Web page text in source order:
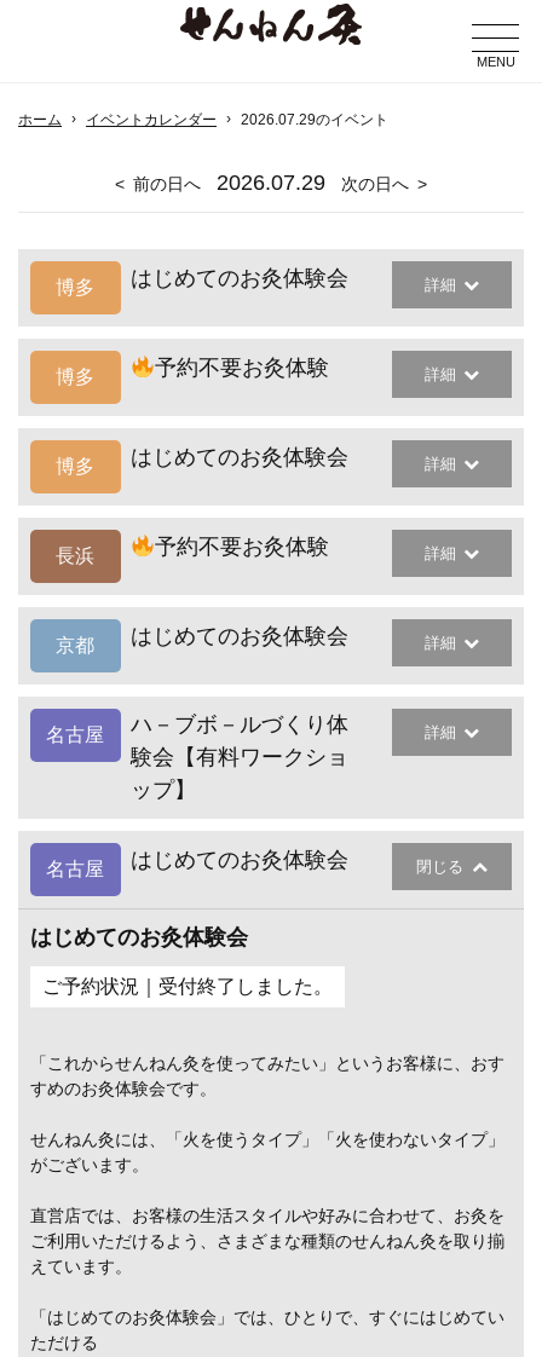
MENU
ホーム イベントカレンダー 2026.07.29のイベント
前の日へ 2026.07.29 次の日へ
博多 はじめてのお灸体験会 詳細
博多 予約不要お灸体験 詳細
博多 はじめてのお灸体験会 詳細
長浜 予約不要お灸体験 詳細
京都 はじめてのお灸体験会 詳細
名古屋
ハ－ブボ－ルづくり体
験会【有料ワークショ
ップ】
詳細
名古屋 はじめてのお灸体験会 閉じる
はじめてのお灸体験会
ご予約状況｜受付終了しました。
「これからせんねん灸を使ってみたい」というお客様に、おす
すめのお灸体験会です。
せんねん灸には、「火を使うタイプ」「火を使わないタイプ」
がございます。
直営店では、お客様の生活スタイルや好みに合わせて、お灸を
ご利用いただけるよう、さまざまな種類のせんねん灸を取り揃
えています。
「はじめてのお灸体験会」では、ひとりで、すぐにはじめてい
ただける